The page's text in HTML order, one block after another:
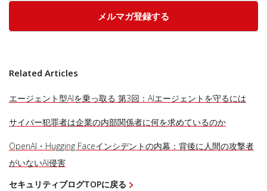
メルマガ登録する
Related Articles
エージェント型AIを乗っ取る 第3回：AIエージェントを守るには
サイバー犯罪者は企業の内部関係者に何を求めているのか
OpenAI・Hugging Faceインシデントの内幕：背後に人間の攻撃者
がいないAI侵害
セキュリティブログTOPに戻る